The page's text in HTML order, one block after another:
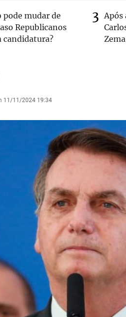
mudar de
Republicanos
candidatura?
Após
11/11/2024 19:34